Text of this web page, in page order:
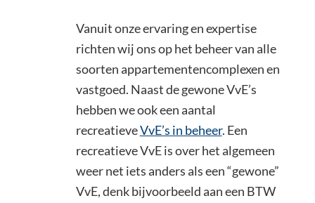
Vanuit onze ervaring en expertise
richten wij ons op het beheer van alle
soorten appartementencomplexen en
vastgoed. Naast de gewone VvE’s
hebben we ook een aantal
recreatieveVvE’s in beheer. Een
recreatieve VvE is over het algemeen
weer net iets anders als een “gewone”
VvE, denk bijvoorbeeld aan een BTW